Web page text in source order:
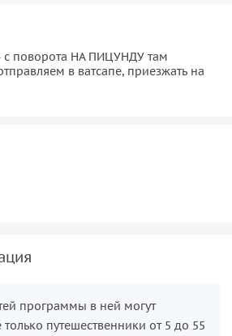
с поворота НА ПИЦУНДУ там
в ватсапе, приезжать на
программы в ней могут
только путешественники от 5 до 55